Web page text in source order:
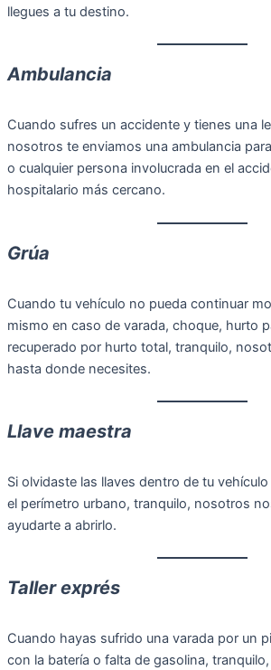
llegues a tu destino.
Ambulancia
Cuando sufres un accidente y tienes una
nosotros te enviamos una ambulancia
o cualquier persona involucrada en el
hospitalario más cercano.
Grúa
Cuando tu vehículo no pueda continuar
mismo en caso de varada, choque, hurto
recuperado por hurto total, tranquilo,
hasta donde necesites.
Llave maestra
Si olvidaste las llaves dentro de tu
el perímetro urbano, tranquilo, nosotros
ayudarte a abrirlo.
Taller exprés
Cuando hayas sufrido una varada por un
con la batería o falta de gasolina,